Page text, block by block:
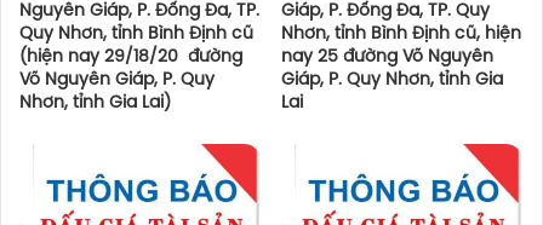
Nguyên Giáp, P. Đống Đa, TP.
Quy Nhơn, tỉnh Bình Định cũ
(hiện nay 29/18/20 đường
Võ Nguyên Giáp, P. Quy
Nhơn, tỉnh Gia Lai)
Giáp, P. Đống Đa, TP. Quy
Nhơn, tỉnh Bình Định cũ, hiện
nay 25 đường Võ Nguyên
Giáp, P. Quy Nhơn, tỉnh Gia
Lai